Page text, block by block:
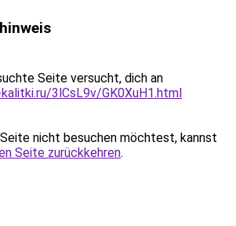
Seite versucht, dich an
3lCsL9v/GK0XuH1.html
nicht besuchen möchtest, kannst
Seite zurückkehren.